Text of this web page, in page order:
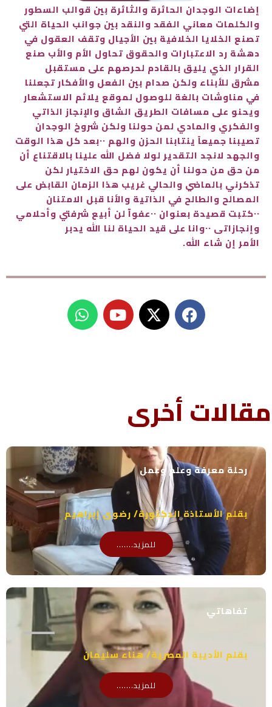
إضاءات الوجدان الحائرة والثائرة بين قوالب السطور
والكلمات معاني الفقد والنقد بين جوانب الحياة التي
تصنع الخلايا الخلافية بين الأجيال وتقف العقول في
دهشة رد الاعتبارات والحقوق تحاول الأم والأب صنع
القرار الذي يليق بالقادم لحرصهم على مستقبل
مشرق للأبناء ولكن صدام بين الفعل والأفكار تجعلنا
في مناوشات بالغة للوصول لموقع يلائم الاستشعار
ويحنو على مسافات الطريق الشاق والإنجاز الذاتي
والفكري والمادي لمن حولنا ولكن شروخ الوجدان
تصيبنا جميعاً ينتابنا الحزن والهم ٠٠بعد كل هذا الوقت
والجهد لانجد التقدير لولا فضل الله علينا بالاقتناع أن
من حق من حولنا أن يكون لهم حق الاختيار لكن
تذكرني بالماضي والحالي غريب هذا الزمان القابض على
المصالح والطالح في الذاتية والأنا قبل الامتنان
٠٠كتبت قصيدة بعنوان ٠٠عفوآ لن أبيع شرفتي وأحلامي
وإنجازاتى ٠٠وانا على قيد الحياة لنا الله يدبر
الأمر إن شاء الله.
e
W
h
a
p
p
مقالات أخرى
رحلة معرفة وعلم وعمل
بقلم الأستاذة الدكتورة/ رضوى إبراهيم
للمزيد.......
تفاهاتي
بقلم الأديبة المصرية/ هناء سليمان
للمزيد.......